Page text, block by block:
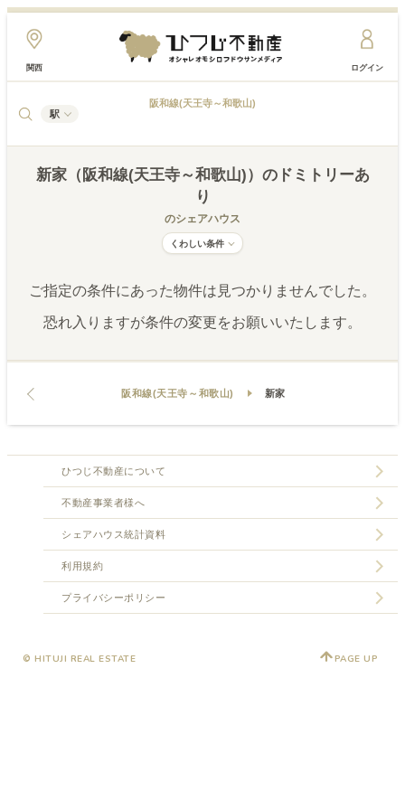
関西 ログイン
駅
阪和線(天王寺～和歌山)
新家（阪和線(天王寺～和歌山)） のドミトリーあ
り
のシェアハウス
くわしい条件
ご指定の条件にあった物件は見つかりませんでした。
恐れ入りますが条件の変更をお願いいたします。
阪和線(天王寺～和歌山) 新家
ひつじ不動産について
不動産事業者様へ
シェアハウス統計資料
利用規約
プライバシーポリシー
© HITUJI REAL ESTATE PAGE UP